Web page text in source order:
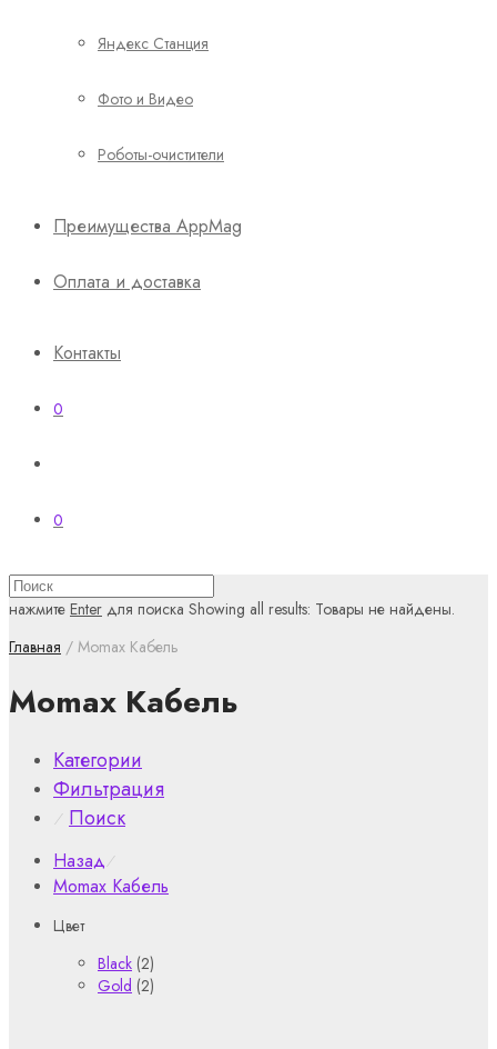
Яндекс Станция
Фото и Видео
Роботы-очистители
Преимущества AppMag
Оплата и доставка
Контакты
0
0
нажмите Enter для поиска Showing all results: Товары не найдены.
Главная / Momax Кабель
Momax Кабель
Категории
Фильтрация
⁄ Поиск
Назад⁄
Momax Кабель
Цвет
Black (2)
Gold (2)